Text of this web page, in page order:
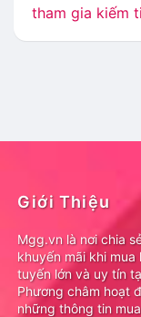
tham gia kiếm
Giới Thiệu
Mgg.vn là nơi chia
khuyến mãi khi
tuyến lớn và uy tín
Phương châm hoạt
những thông tin